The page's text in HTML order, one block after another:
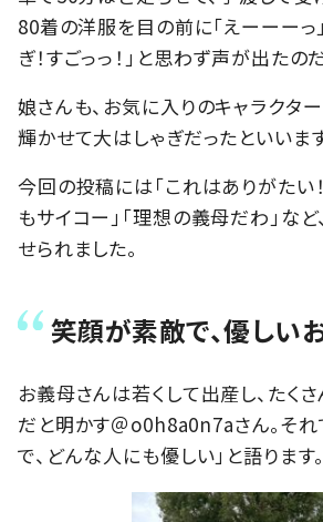
80着の洋服を目の前に「えーーーっ
ぎ！すごっっ！」と思わず声が出たの
娘さんも、お気に入りのキャラクタ
輝かせて大はしゃぎだったといいます
今回の投稿には「これはありがたい！
もサイコー」「理想の義母だわ」な
せられました。
笑顔が素敵で、優しい
お義母さんは若くして出産し、たく
だと明かす＠o0h8a0n7aさん。そ
で、どんな人にも優しい」と語ります。